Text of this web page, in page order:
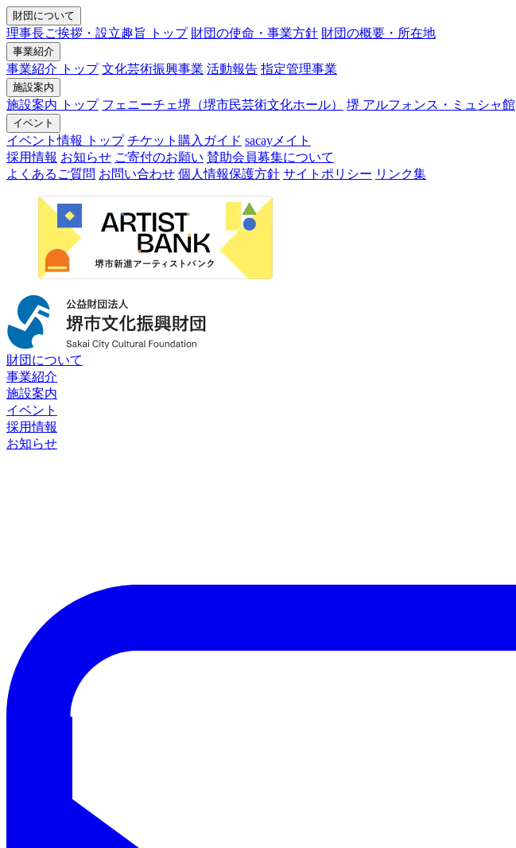
財団について
理事長ご挨拶・設立趣旨 トップ 財団の使命・事業方針 財団の概要・所在地
事業紹介
事業紹介 トップ 文化芸術振興事業 活動報告 指定管理事業
施設案内
施設案内 トップ フェニーチェ堺（堺市民芸術文化ホール） 堺 アルフォンス・ミュシャ館
イベント
イベント情報 トップ チケット購入ガイド sacayメイト
採用情報 お知らせ ご寄付のお願い 賛助会員募集について
よくあるご質問 お問い合わせ 個人情報保護方針 サイトポリシー リンク集
財団について
事業紹介
施設案内
イベント
採用情報
お知らせ